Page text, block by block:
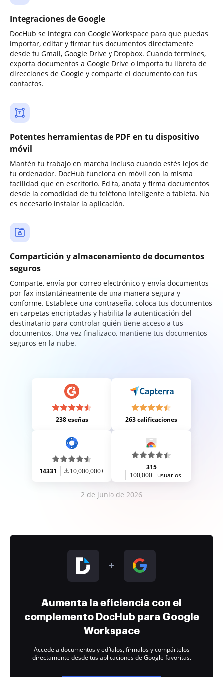
Integraciones de Google
DocHub se integra con Google Workspace para que puedas
importar, editar y firmar tus documentos directamente
desde tu Gmail, Google Drive y Dropbox. Cuando termines,
exporta documentos a Google Drive o importa tu libreta de
direcciones de Google y comparte el documento con tus
contactos.
Potentes herramientas de PDF en tu dispositivo
móvil
Mantén tu trabajo en marcha incluso cuando estés lejos de
tu ordenador. DocHub funciona en móvil con la misma
facilidad que en escritorio. Edita, anota y firma documentos
desde la comodidad de tu teléfono inteligente o tableta. No
es necesario instalar la aplicación.
Compartición y almacenamiento de documentos
seguros
Comparte, envía por correo electrónico y envía documentos
por fax instantáneamente de una manera segura y
conforme. Establece una contraseña, coloca tus documentos
en carpetas encriptadas y habilita la autenticación del
destinatario para controlar quién tiene acceso a tus
documentos. Una vez finalizado, mantiene tus documentos
seguros en la nube.
238 eseñas 263 calificaciones
14331 10,000,000+
315
100,000+ usuarios
2 de junio de 2026
Aumenta la eficiencia con el
complemento DocHub para Google
Workspace
Accede a documentos y edítalos, fírmalos y compártelos
directamente desde tus aplicaciones de Google favoritas.